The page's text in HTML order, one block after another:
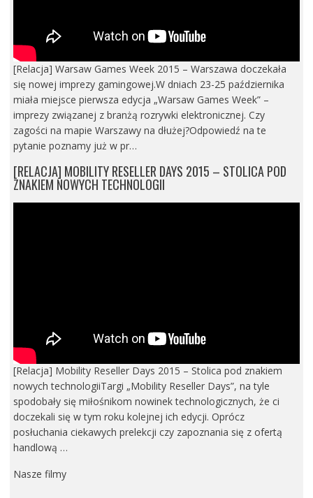
[Relacja] Warsaw Games Week 2015 – Warszawa doczekała
się nowej imprezy gamingowej.W dniach 23-25 października
miała miejsce pierwsza edycja „Warsaw Games Week” –
imprezy związanej z branżą rozrywki elektronicznej. Czy
zagości na mapie Warszawy na dłużej?Odpowiedź na te
pytanie poznamy już w pr…
[RELACJA] MOBILITY RESELLER DAYS 2015 – STOLICA POD
ZNAKIEM NOWYCH TECHNOLOGII
[Relacja] Mobility Reseller Days 2015 – Stolica pod znakiem
nowych technologiiTargi „Mobility Reseller Days”, na tyle
spodobały się miłośnikom nowinek technologicznych, że ci
doczekali się w tym roku kolejnej ich edycji. Oprócz
posłuchania ciekawych prelekcji czy zapoznania się z ofertą
handlową …
Nasze filmy